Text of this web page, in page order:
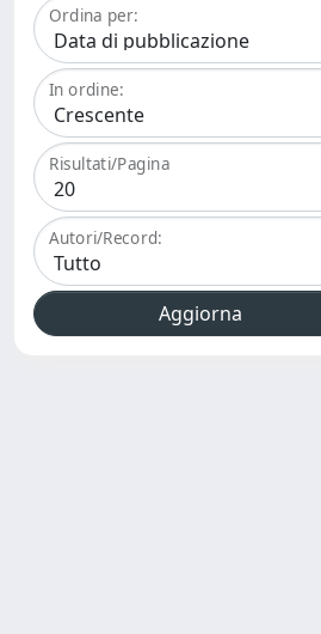
Ordina per:
In ordine:
Risultati/Pagina
Autori/Record: